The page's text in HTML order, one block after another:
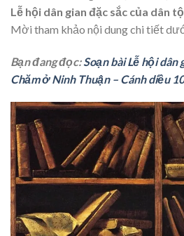
Lễ hội dân gian đặc sắc của dân
Mời tham khảo nội dung chi tiết
Bạn đang đọc:Soạn bài Lễ hội dân
Chăm ở Ninh Thuận – Cánh diều 10